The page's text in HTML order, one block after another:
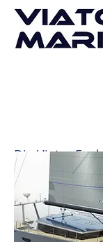
Die Viator
gebaut